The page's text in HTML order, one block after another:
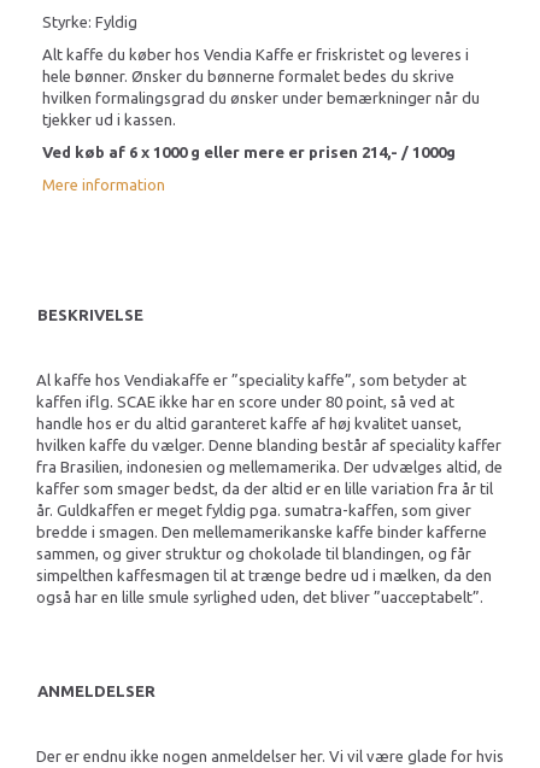
Styrke: Fyldig
Alt kaffe du køber hos Vendia Kaffe er friskristet og leveres i
hele bønner. Ønsker du bønnerne formalet bedes du skrive
hvilken formalingsgrad du ønsker under bemærkninger når du
tjekker ud i kassen.
Ved køb af 6 x 1000 g eller mere er prisen 214,- / 1000g
Mere information
BESKRIVELSE
Al kaffe hos Vendiakaffe er ”speciality kaffe”, som betyder at
kaffen iflg. SCAE ikke har en score under 80 point, så ved at
handle hos er du altid garanteret kaffe af høj kvalitet uanset,
hvilken kaffe du vælger. Denne blanding består af speciality kaffer
fra Brasilien, indonesien og mellemamerika. Der udvælges altid, de
kaffer som smager bedst, da der altid er en lille variation fra år til
år. Guldkaffen er meget fyldig pga. sumatra-kaffen, som giver
bredde i smagen. Den mellemamerikanske kaffe binder kafferne
sammen, og giver struktur og chokolade til blandingen, og får
simpelthen kaffesmagen til at trænge bedre ud i mælken, da den
også har en lille smule syrlighed uden, det bliver ”uacceptabelt”.
ANMELDELSER
Der er endnu ikke nogen anmeldelser her. Vi vil være glade for hvis